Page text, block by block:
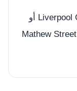
Anfield Stadium صباحًا، ثم Liverpool Cathedral أو
Walker Art Gallery، وبعدها جولة في Mathew Street